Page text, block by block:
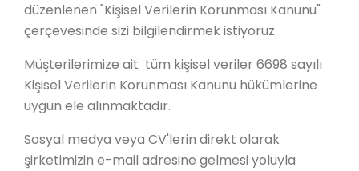
düzenlenen "Kişisel Verilerin Korunması Kanunu"
çerçevesinde sizi bilgilendirmek istiyoruz.
Müşterilerimize ait tüm kişisel veriler 6698 sayılı
Kişisel Verilerin Korunması Kanunu hükümlerine
uygun ele alınmaktadır.
Sosyal medya veya CV'lerin direkt olarak
şirketimizin e-mail adresine gelmesi yoluyla